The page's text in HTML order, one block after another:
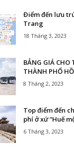
Điểm đến lưu
Trang
18 Tháng 3, 2023
BẢNG GIÁ CHO
THÀNH PHỐ
8 Tháng 2, 2023
Top điểm đến
phí ở xứ “Huế
6 Tháng 3, 2023